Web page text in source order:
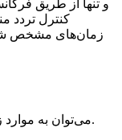
و تنها از طریق
کنترل تردد
زمان‌های مشخص
از ویژگی‌های مهم کارت RFID می‌توان به موارد زیر اشاره کرد.